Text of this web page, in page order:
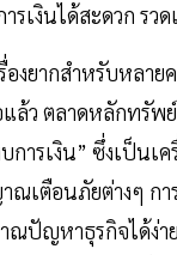
รเงินได้สะดวก รวด
องยากสำหรับหลา
ล้ว ตลาดหลักทรัพ
การเงิน” ซึ่งเป็นเ
เตือนภัยต่างๆ กา
ปัญหาธุรกิจได้ง่า